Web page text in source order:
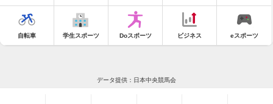
自転車 学生スポーツ Doスポーツ ビジネス eスポーツ
データ提供：日本中央競馬会